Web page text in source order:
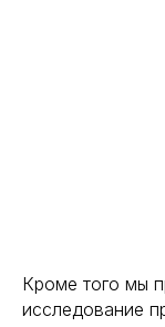
Кроме того мы
исследование